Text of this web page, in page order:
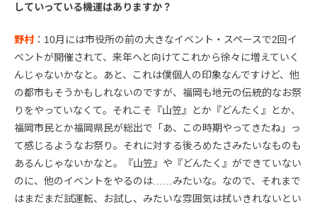
していっている機運はありますか？
野村：10月には市役所の前の大きなイベント・スペースで2回イ
ベントが開催されて、来年へと向けてこれから徐々に増えていく
んじゃないかなと。あと、これは僕個人の印象なんですけど、他
の都市もそうかもしれないのですが、福岡も地元の伝統的なお祭
りをやっていなくて。それこそ『山笠』とか『どんたく』とか、
福岡市民とか福岡県民が総出で「あ、この時期やってきたね」っ
て感じるようなお祭り。それに対する後ろめたさみたいなものも
あるんじゃないかなと。『山笠』や『どんたく』ができていない
のに、他のイベントをやるのは……みたいな。なので、それまで
はまだまだ試運転、お試し、みたいな雰囲気は拭いきれないとい